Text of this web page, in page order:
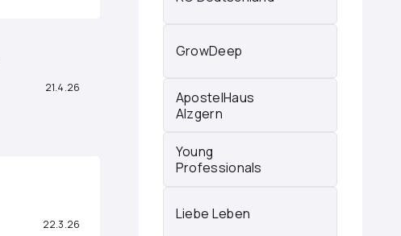
21.4.26
22.3.26
GrowDeep
ApostelHaus
Alzgern
Young
Professionals
Liebe Leben